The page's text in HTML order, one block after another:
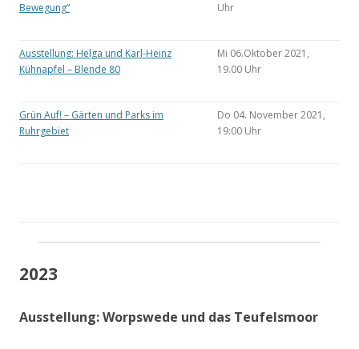
Bewegung“
Uhr
Ausstellung: Helga und Karl-Heinz
Kühnapfel – Blende 80
Mi 06.Oktober 2021,
19.00 Uhr
Grün Auf! – Gärten und Parks im
Ruhrgebiet
Do 04. November 2021,
19:00 Uhr
2023
Ausstellung: Worpswede und das Teufelsmoor